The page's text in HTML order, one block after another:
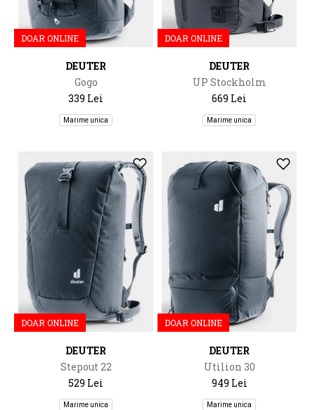
DOAR ONLINE
DEUTER
Gogo
339 Lei
Marime unica
DOAR ONLINE
DEUTER
UP Stockholm
669 Lei
Marime unica
DOAR ONLINE
DEUTER
Stepout 22
529 Lei
Marime unica
DOAR ONLINE
DEUTER
Utilion 30
949 Lei
Marime unica